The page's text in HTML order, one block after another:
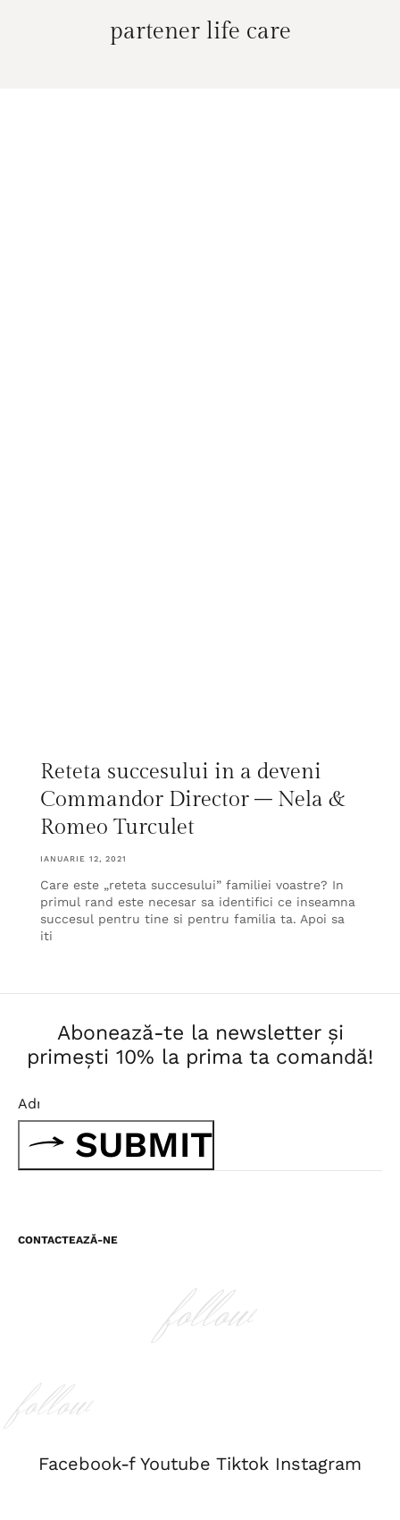
partener life care
Reteta succesului in a deveni
Commandor Director – Nela &
Romeo Turculet
IANUARIE 12, 2021
Care este „reteta succesului” familiei voastre? In
primul rand este necesar sa identifici ce inseamna
succesul pentru tine si pentru familia ta. Apoi sa
iti
Abonează-te la newsletter și
primești 10% la prima ta comandă!
SUBMIT
CONTACTEAZĂ-NE
follow
follow
Facebook-f Youtube Tiktok Instagram